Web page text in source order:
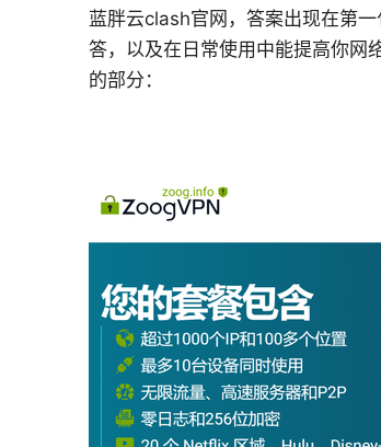
蓝胖云clash官网，答案出现在第
答，以及在日常使用中能提高你网
的部分：